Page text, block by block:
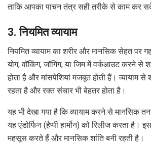
ताकि आपका पाचन तंत्र सही तरीके से काम कर
3. नियमित व्यायाम
नियमित व्यायाम का शरीर और मानसिक सेहत पर
योग, वॉकिंग, जॉगिंग, या जिम में वर्कआउट करने से
होता है और मांसपेशियां मजबूत होती हैं। व्यायाम से
रहता है और रक्त संचार भी बेहतर होता है।
यह भी देखा गया है कि व्यायाम करने से मानसिक
यह एंडोर्फिन (हैप्पी हार्मोन) को रिलीज करता है।
महसूस करते हैं और मानसिक शांति बनी रहती है।